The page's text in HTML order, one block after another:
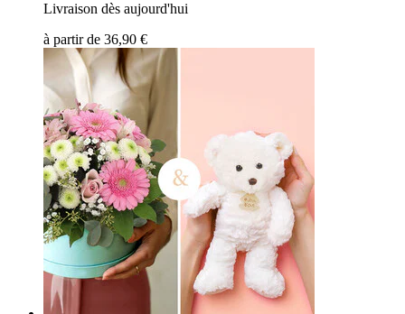
Livraison dès aujourd'hui
à partir de 36,90 €